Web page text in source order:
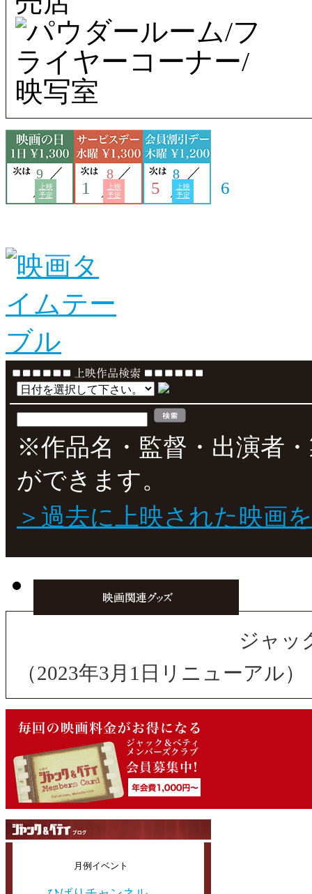
上映
予定
9
1
上映
予定
8
5
上映
予定
8
6
※作品名・監督・出演者
ができます。
＞過去に上映された映画
ジャッ
（2023年3月1日リニューアル）
月例イベント